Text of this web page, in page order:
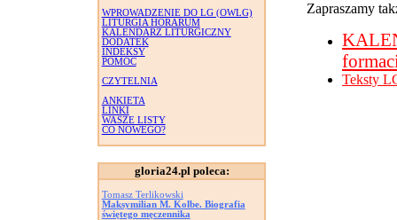
WPROWADZENIE DO LG (OWLG)
LITURGIA HORARUM
KALENDARZ LITURGICZNY
DODATEK
INDEKSY
POMOC
CZYTELNIA
ANKIETA
LINKI
WASZE LISTY
CO NOWEGO?
gloria24.pl poleca:
Tomasz Terlikowski
Maksymilian M. Kolbe. Biografia
świętego męczennika
Zapraszamy
Teksty